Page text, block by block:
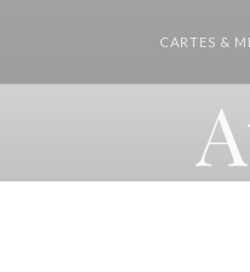
CARTES &